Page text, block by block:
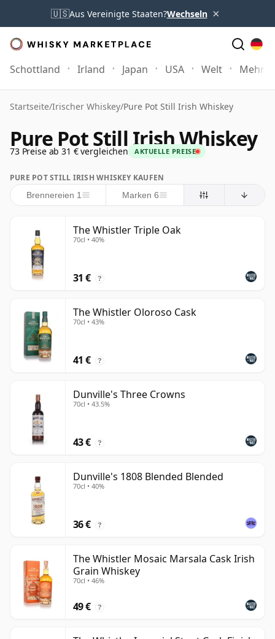
🇺🇸Aus Vereinigte Staaten?Wechseln ×
Schottland Irland Japan USA Welt Mehr
Startseite/Irischer Whiskey/Pure Pot Still Irish Whiskey
Pure Pot Still Irish Whiskey
73 Preise ab 31 € vergleichen AKTUELLE PREISE
PURE POT STILL IRISH WHISKEY KAUFEN
Brennereien 1 Marken 6
The Whistler Triple Oak
70cl • 40%
31 € ?
The Whistler Oloroso Cask
70cl • 43%
41 € ?
Dunville's Three Crowns
70cl • 43.5%
43 € ?
Dunville's 1808 Blended Blended
70cl • 40%
36 € ?
The Whistler Mosaic Marsala Cask Irish
Grain Whiskey
70cl • 46%
49 € ?